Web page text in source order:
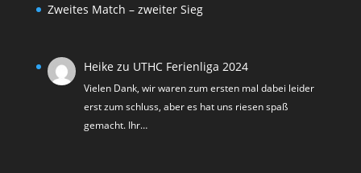
Zweites Match – zweiter Sieg
Heike zu UTHC Ferienliga 2024
Vielen Dank, wir waren zum ersten mal dabei leider
erst zum schluss, aber es hat uns riesen spaß
gemacht. Ihr…